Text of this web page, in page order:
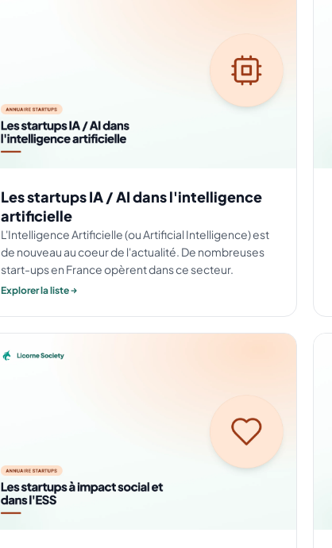
Les startups IA / AI dans l'intelligence
artificielle
L'Intelligence Artificielle (ou Artificial Intelligence) est
de nouveau au coeur de l'actualité. De nombreuses
start-ups en France opèrent dans ce secteur.
Explorer la liste